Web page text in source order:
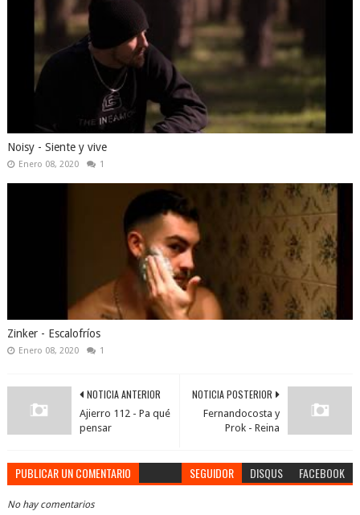
Noisy - Siente y vive
Enero 08, 2020 1
Zinker - Escalofríos
Enero 08, 2020 1
NOTICIA POSTERIOR
Fernandocosta y
Prok - Reina
NOTICIA ANTERIOR
Ajierro 112 - Pa qué
pensar
PUBLICAR UN COMENTARIO SEGUIDOR DISQUS FACEBOOK
No hay comentarios